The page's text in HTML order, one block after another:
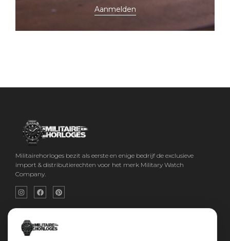
Aanmelden
Militairehorloges bezit als eerste en enige bedrijf de exclusieve
import & distributierechten voor het merk Military Watch
Company.
Snel menu
Home
Over ons